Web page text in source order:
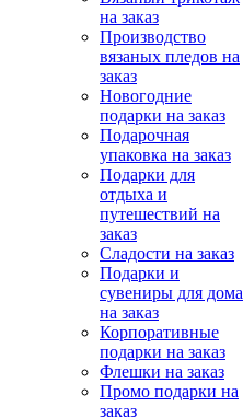
на заказ
Производство
вязаных пледов на
заказ
Новогодние
подарки на заказ
Подарочная
упаковка на заказ
Подарки для
отдыха и
путешествий на
заказ
Сладости на заказ
Подарки и
сувениры для дома
на заказ
Корпоративные
подарки на заказ
Флешки на заказ
Промо подарки на
заказ